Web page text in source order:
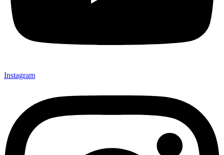
Instagram